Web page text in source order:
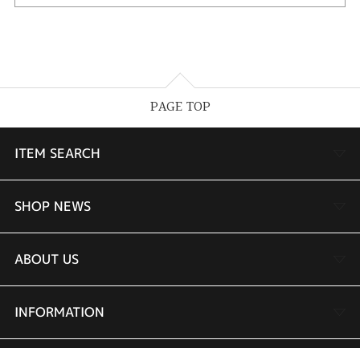
PAGE TOP
ITEM SEARCH
婚約指輪
結婚指輪
セットリング
SHOP NEWS
TAKEUCHI BRIDAL金沢本店情報
商品一覧
ABOUT US
会社概要
INFORMATION